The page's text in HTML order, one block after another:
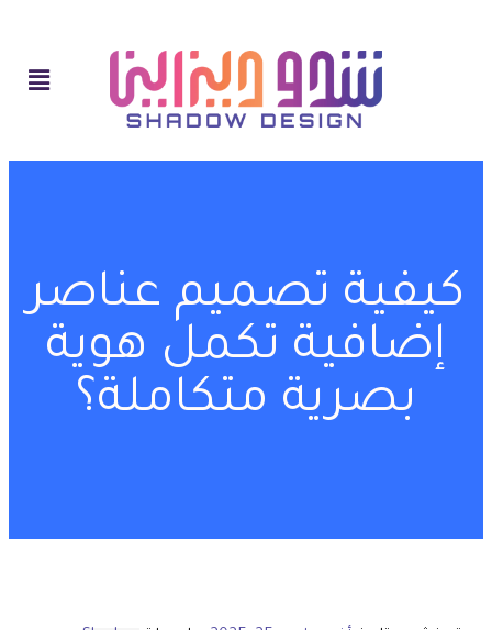
كيفية تصميم عناصر
إضافية تكمل هوية
بصرية متكاملة؟